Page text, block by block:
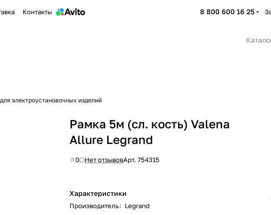
Контакты 8 800 600 16 25
электроустановочных изделий
Рамка 5м (сл. кость) Valena
Allure Legrand
0 Нет отзывовАрт.754315
Характеристики
Производитель: Legrand